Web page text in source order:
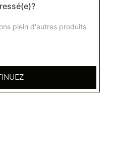
non disponible
plein d'autres produits